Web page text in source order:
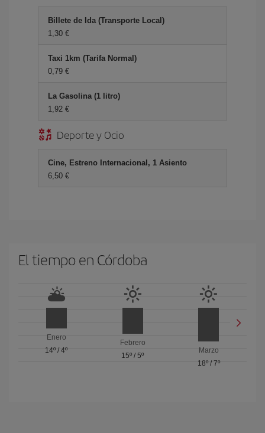
Billete de Ida (Transporte Local)
1,30
Taxi 1km (Tarifa Normal)
0,79
La Gasolina (1 litro)
1,92
Deporte y Ocio
Cine, Estreno Internacional, 1 Asiento
6,50
El tiempo en Córdoba
Enero
14º/4º
Febrero
15º / 5º
Marzo
18º/ 7º